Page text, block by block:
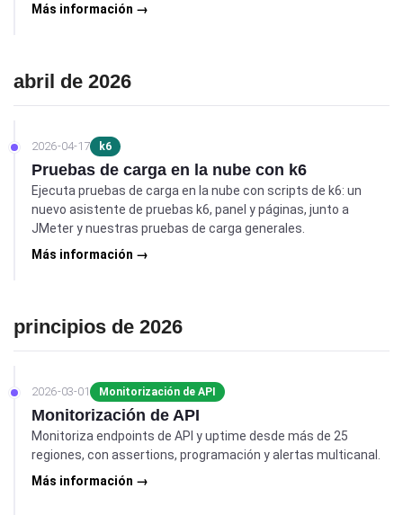
Más información →
abril de 2026
2026-04-17 k6
Pruebas de carga en la nube con k6
Ejecuta pruebas de carga en la nube con scripts de k6: un
nuevo asistente de pruebas k6, panel y páginas, junto a
JMeter y nuestras pruebas de carga generales.
Más información →
principios de 2026
2026-03-01 Monitorización de API
Monitorización de API
Monitoriza endpoints de API y uptime desde más de 25
regiones, con assertions, programación y alertas multicanal.
Más información →